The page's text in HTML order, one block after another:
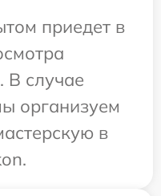
приедет в
В случае
организуем
в